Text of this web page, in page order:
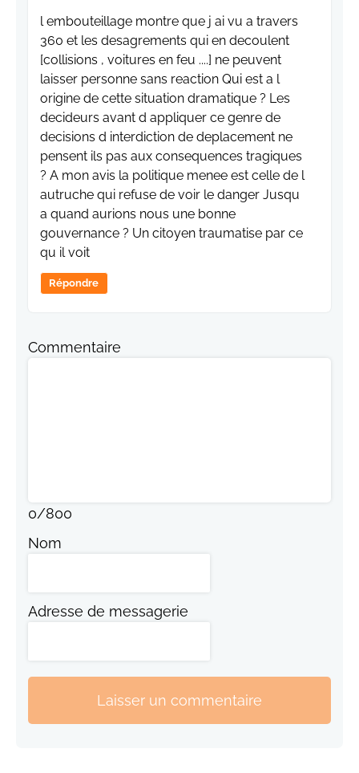
l embouteillage montre que j ai vu a travers
360 et les desagrements qui en decoulent
[collisions , voitures en feu ....] ne peuvent
laisser personne sans reaction Qui est a l
origine de cette situation dramatique ? Les
decideurs avant d appliquer ce genre de
decisions d interdiction de deplacement ne
pensent ils pas aux consequences tragiques
? A mon avis la politique menee est celle de l
autruche qui refuse de voir le danger Jusqu
a quand aurions nous une bonne
gouvernance ? Un citoyen traumatise par ce
qu il voit
Répondre
Commentaire
0/800
Nom
Adresse de messagerie
Laisser un commentaire